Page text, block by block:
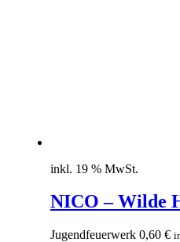
inkl. 19 % MwSt.
NICO – Wilde
Jugendfeuerwerk 0,60 €